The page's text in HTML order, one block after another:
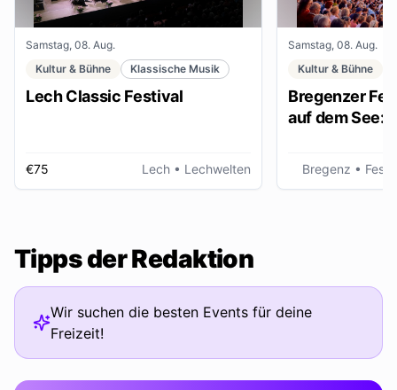
Samstag, 08. Aug.
Kultur & Bühne
Klassische Musik
Lech Classic Festival
€75 Lech • Lechwelten
Samstag, 08. Aug.
Kultur & Bühne
Bregenzer
auf dem See:
Bregenz •
Tipps der Redaktion
Wir suchen die besten Events für deine
Freizeit!